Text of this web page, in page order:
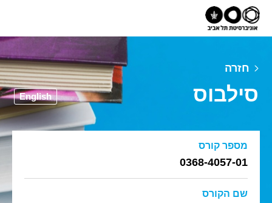
חזרה
סילבוס English
מספר קורס
0368-4057-01
שם הקורס